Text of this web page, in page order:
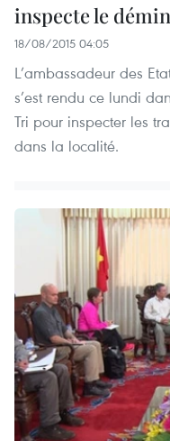
inspecte le
18/08/2015 04:05
L’ambassadeur des
s’est rendu ce lundi
Tri pour inspecter les
dans la localité.